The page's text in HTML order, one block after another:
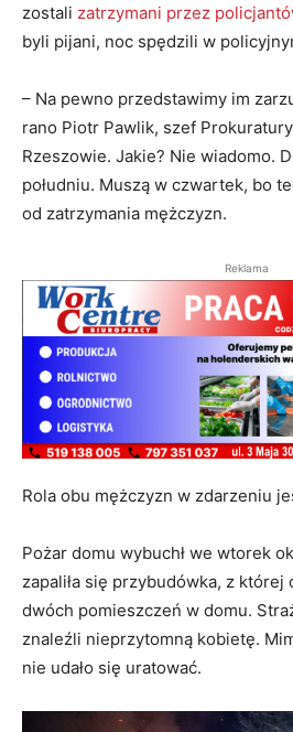
zostali zatrzymani przez
byli pijani, noc spędzili w
– Na pewno przedstawimy im
rano Piotr Pawlik, szef
Rzeszowie. Jakie? Nie wiadomo.
południu. Muszą w czwartek, bo
od zatrzymania mężczyzn.
Reklama
Rola obu mężczyzn w zdarzeniu
Pożar domu wybuchł we wtorek
zapaliła się przybudówka, z której
dwóch pomieszczeń w domu.
znaleźli nieprzytomną kobietę.
nie udało się uratować.